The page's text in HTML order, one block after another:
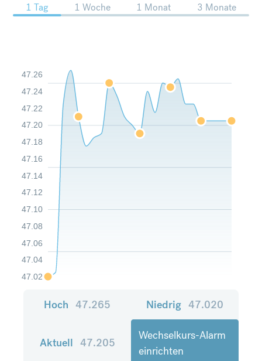
1 Tag 1 Woche 1 Monat 3 Monate
47.02
47.04
47.06
47.08
47.10
47.12
47.14
47.16
47.18
47.20
47.22
47.24
47.26
Hoch 47.265 Niedrig 47.020
Aktuell 47.205
Wechselkurs-Alarm
einrichten